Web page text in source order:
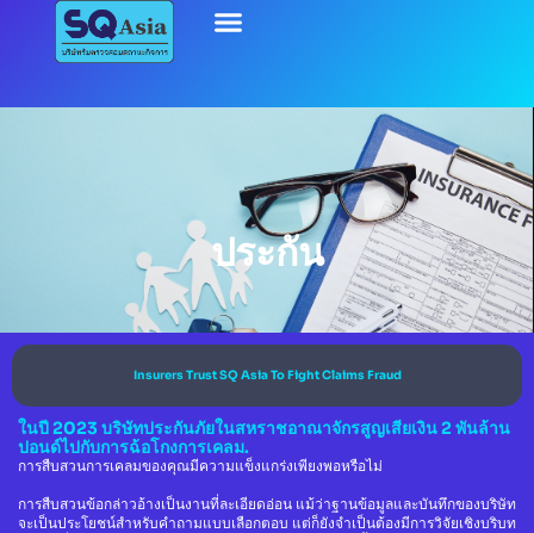
ประกัน
Insurers Trust SQ Asia To Fight Claims Fraud
ในปี 2023 บริษัทประกันภัยในสหราชอาณาจักรสูญเสียเงิน 2 พันล้าน
ปอนด์ไปกับการฉ้อโกงการเคลม.
การสืบสวนการเคลมของคุณมีความแข็งแกร่งเพียงพอหรือไม่
การสืบสวนข้อกล่าวอ้างเป็นงานที่ละเอียดอ่อน แม้ว่าฐานข้อมูลและบันทึกของบริษัท
จะเป็นประโยชน์สำหรับคำถามแบบเลือกตอบ แต่ก็ยังจำเป็นต้องมีการวิจัยเชิงบริบท